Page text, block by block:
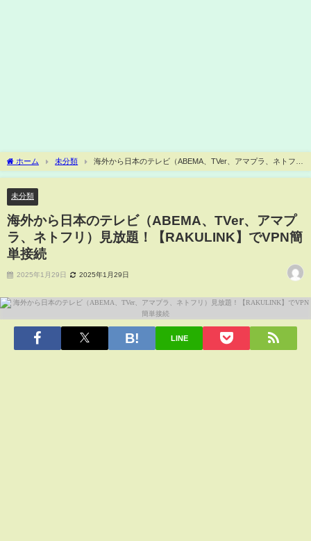
ホーム 未分類
海外から日本のテレビ（ABEMA、TVer、アマプラ、ネトフ
リ）見放題！【RAKULINK】でVPN簡単接続
未分類
海外から日本のテレビ（ABEMA、TVer、アマプ
ラ、ネトフリ）見放題！【RAKULINK】でVPN簡
単接続
2025年1月29日 2025年1月29日
LINE